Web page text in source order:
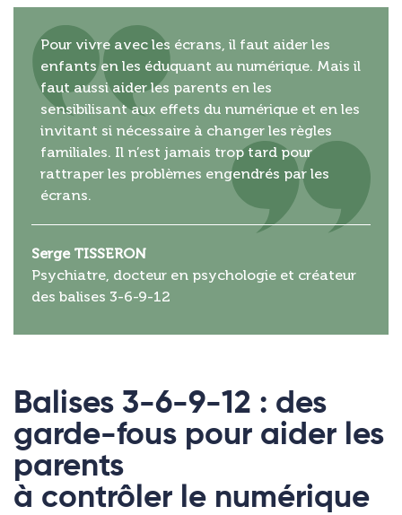
Pour vivre avec les écrans, il faut aider les
enfants en les éduquant au numérique. Mais il
faut aussi aider les parents en les
sensibilisant aux effets du numérique et en les
invitant si nécessaire à changer les règles
familiales. Il n’est jamais trop tard pour
rattraper les problèmes engendrés par les
écrans.
Serge TISSERON
Psychiatre, docteur en psychologie et créateur
des balises 3-6-9-12
Balises 3-6-9-12 : des
garde-fous pour aider les
parents
à contrôler le numérique